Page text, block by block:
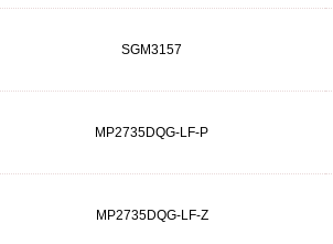
SGM3157
MP2735DQG-LF-P
MP2735DQG-LF-Z